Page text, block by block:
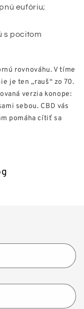
eufóriu;
s pocitom
rovnováhu. V tíme
je ten „rauš“ zo 70.
verzia konope:
sebou. CBD vás
pomáha cítiť sa